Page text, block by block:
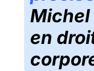
Michel
en